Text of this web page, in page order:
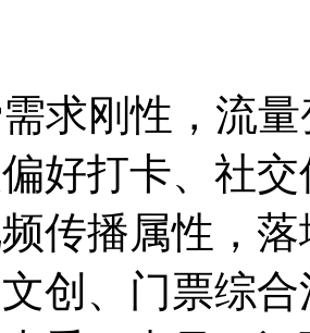
求刚性，流
好打卡、社
传播属性，
创、门票综